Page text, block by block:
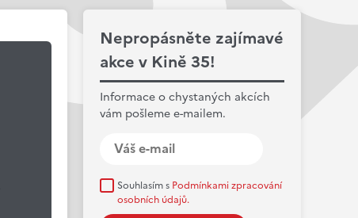
Nepropásněte zajímavé
akce v Kině 35!
Informace o chystaných akcích
vám pošleme e-mailem.
Souhlasím s Podmínkami zpracování
osobních údajů.